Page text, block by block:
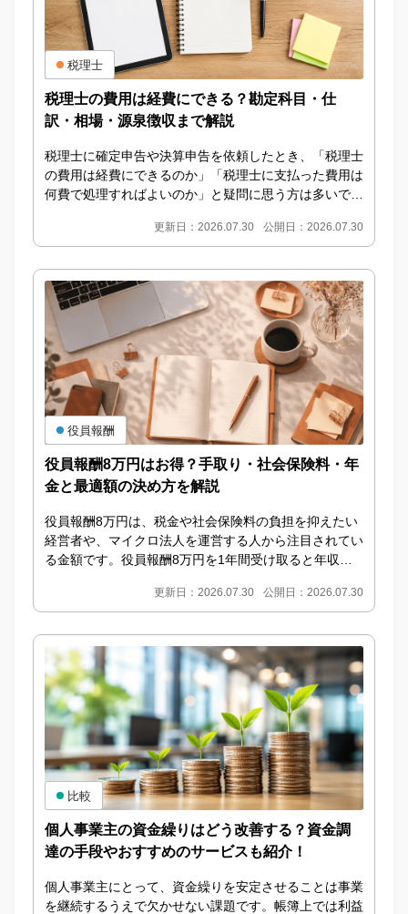
税理士の費用は経費にできる？勘定科目・仕
訳・相場・源泉徴収まで解説
税理士に確定申告や決算申告を依頼したとき、「税理士
の費用は経費にできるのか」「税理士に支払った費用は
何費で処理すればよいのか」と疑問に思う方は多いでし
更新日：2026.07.30 公開日：2026.07.30
税理士
役員報酬8万円はお得？手取り・社会保険料・年
金と最適額の決め方を解説
役員報酬8万円は、税金や社会保険料の負担を抑えたい
経営者や、マイクロ法人を運営する人から注目されてい
る金額です。役員報酬8万円を1年間受け取ると年収は9
更新日：2026.07.30 公開日：2026.07.30
役員報酬
個人事業主の資金繰りはどう改善する？資金調
達の手段やおすすめのサービスも紹介！
個人事業主にとって、資金繰りを安定させることは事業
を継続するうえで欠かせない課題です。帳簿上では利益
比較